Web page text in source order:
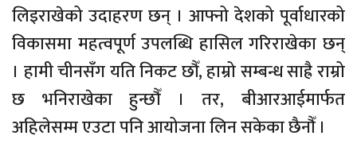
लिइराखेको उदाहरण छन् । आफ्नो देशको पूर्वाधारको
विकासमा महत्वपूर्ण उपलब्धि हासिल गरिराखेका छन्
। हामी चीनसँग यति निकट छौँ, हाम्रो सम्बन्ध साह्रै राम्रो
छ भनिराखेका हुन्छौँ । तर, बीआरआईमार्फत
अहिलेसम्म एउटा पनि आयोजना लिन सकेका छैनौँ ।